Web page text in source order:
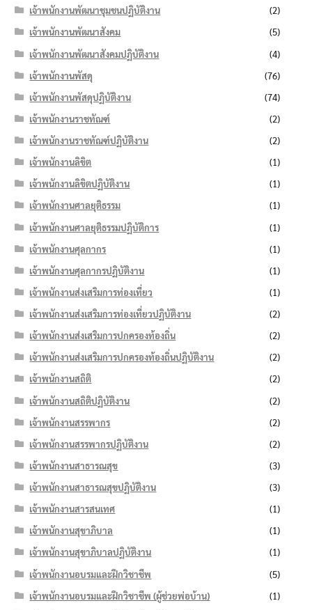
เจ้าพนักงานพัฒนาชุมชนปฏิบัติงาน
(2)
เจ้าพนักงานพัฒนาสังคม
(5)
เจ้าพนักงานพัฒนาสังคมปฏิบัติงาน
(4)
เจ้าพนักงานพัสดุ
(76)
เจ้าพนักงานพัสดุปฏิบัติงาน
(74)
เจ้าพนักงานราชทัณฑ์
(2)
เจ้าพนักงานราชทัณฑ์ปฏิบัติงาน
(2)
เจ้าพนักงานลิขิต
(1)
เจ้าพนักงานลิขิตปฏิบัติงาน
(1)
เจ้าพนักงานศาลยุติธรรม
(1)
เจ้าพนักงานศาลยุติธรรมปฏิบัติการ
(1)
เจ้าพนักงานศุลกากร
(1)
เจ้าพนักงานศุลกากรปฏิบัติงาน
(1)
เจ้าพนักงานส่งเสริมการท่องเที่ยว
(1)
เจ้าพนักงานส่งเสริมการท่องเที่ยวปฏิบัติงาน
(2)
เจ้าพนักงานส่งเสริมการปกครองท้องถิ่น
(2)
เจ้าพนักงานส่งเสริมการปกครองท้องถิ่นปฏิบัติงาน
(2)
เจ้าพนักงานสถิติ
(2)
เจ้าพนักงานสถิติปฏิบัติงาน
(2)
เจ้าพนักงานสรรพากร
(2)
เจ้าพนักงานสรรพากรปฏิบัติงาน
(2)
เจ้าพนักงานสาธารณสุข
(3)
เจ้าพนักงานสาธารณสุขปฏิบัติงาน
(3)
เจ้าพนักงานสารสนเทศ
(1)
เจ้าพนักงานสุขาภิบาล
(1)
เจ้าพนักงานสุขาภิบาลปฏิบัติงาน
(1)
เจ้าพนักงานอบรมและฝึกวิชาชีพ
(5)
เจ้าพนักงานอบรมและฝึกวิชาชีพ (ผู้ช่วยพ่อบ้าน)
(1)